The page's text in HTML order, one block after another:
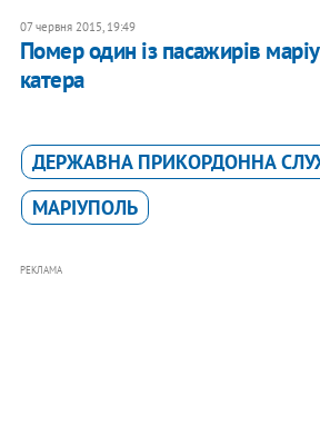
07 червня 2015, 19:49
Помер один із пасажирів
катера
ДЕРЖАВНА ПРИКОРДОННА
МАРІУПОЛЬ
РЕКЛАМА